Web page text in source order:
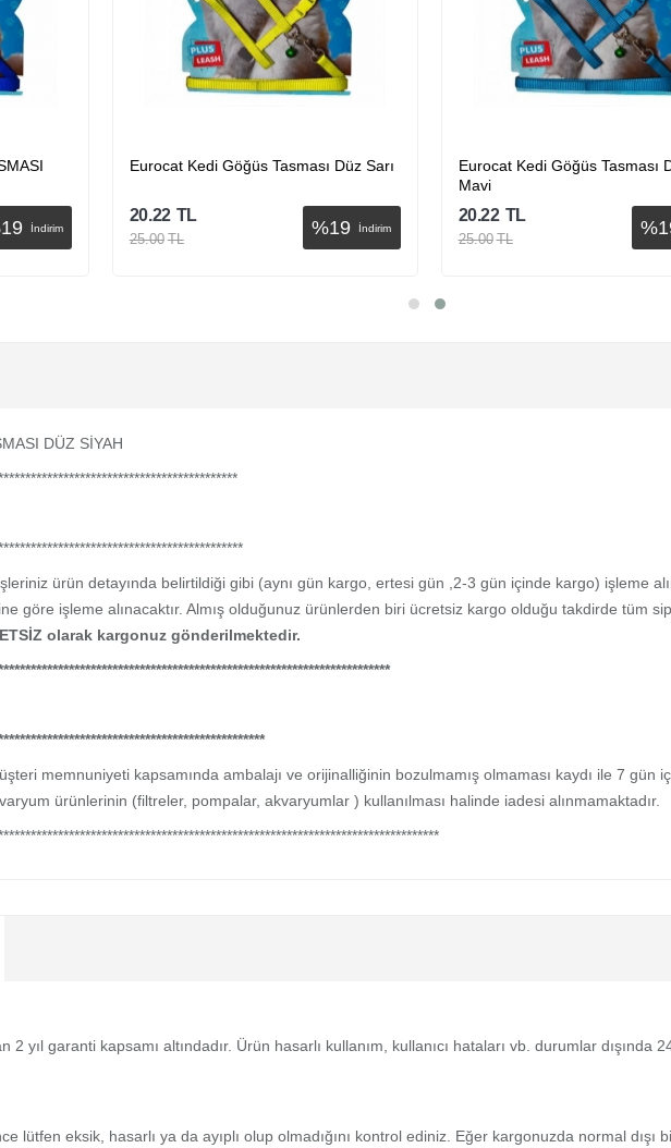
19 İndirim
Eurocat Kedi Göğüs Tasması Düz Sarı
%19 İndirim
20.22 TL
25.00 TL
Eurocat Kedi Göğüs Tasması
Mavi
%
20.22 TL
25.00 TL
DÜZ SİYAH
ürün detayında belirtildiği gibi (aynı gün kargo, ertesi gün ,2-3 gün içinde kargo) işleme
göre işleme alınacaktır. Almış olduğunuz ürünlerden biri ücretsiz kargo olduğu takdirde tüm
olarak kargonuz gönderilmektedir.
memnuniyeti kapsamında ambalajı ve orijinalliğinin bozulmamış olmaması kaydı ile 7 gün
ürünlerinin (filtreler, pompalar, akvaryumlar ) kullanılması halinde iadesi alınmamaktadır.
2 yıl garanti kapsamı altındadır. Ürün hasarlı kullanım, kullanıcı hataları vb. durumlar
lütfen eksik, hasarlı ya da ayıplı olup olmadığını kontrol ediniz. Eğer kargonuzda normal